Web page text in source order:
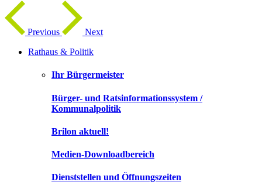
Previous
Next
Rathaus & Politik
Ihr Bürgermeister
Bürger- und Ratsinformationssystem /
Kommunalpolitik
Brilon aktuell!
Medien-Downloadbereich
Dienststellen und Öffnungszeiten